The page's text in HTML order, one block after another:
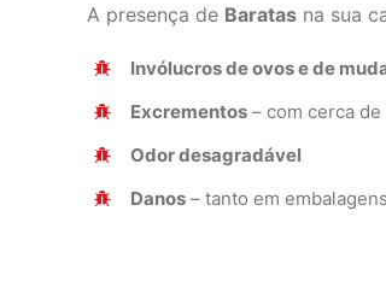
A presença de Baratas na sua
Invólucros de ovos e de
Excrementos – com cerca
Odor desagradável
Danos – tanto em